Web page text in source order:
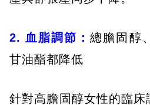
2. 血脂調節：總膽固醇
甘油酯都降低
針對高膽固醇女性的臨床